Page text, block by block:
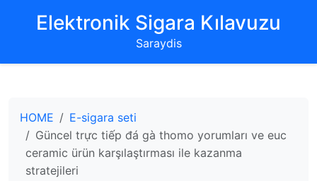
‌Elektronik Sigara Kılavuzu‌
Saraydis
HOME
E-sigara seti
Güncel trực tiếp đá gà thomo yorumları ve euc
ceramic ürün karşılaştırması ile kazanma
stratejileri